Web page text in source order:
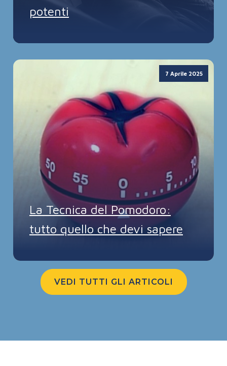
potenti
7 Aprile 2025
La Tecnica del Pomodoro:
tutto quello che devi sapere
VEDI TUTTI GLI ARTICOLI